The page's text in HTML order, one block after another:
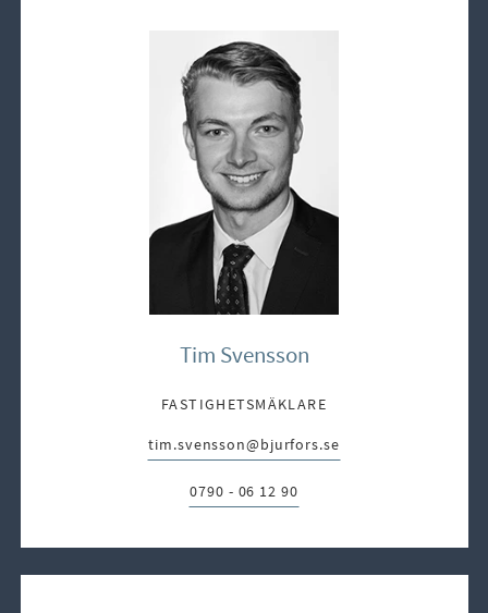
Tim Svensson
FASTIGHETSMÄKLARE
E-post:
tim.svensson@bjurfors.se
Telefon:
0790 - 06 12 90